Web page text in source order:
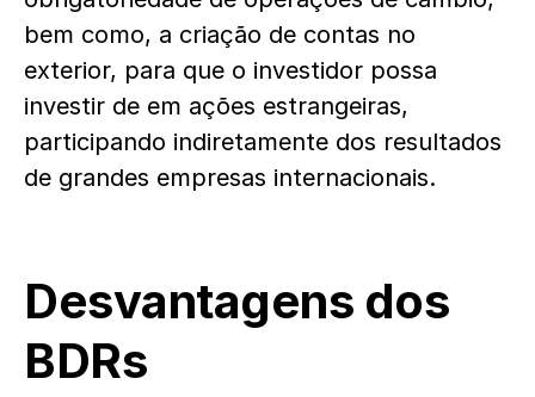
bem como, a criação de contas no
exterior, para que o investidor possa
investir de em ações estrangeiras,
participando indiretamente dos resultados
de grandes empresas internacionais.
Desvantagens dos
BDRs